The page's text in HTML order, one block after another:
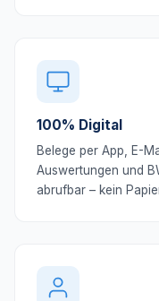
100% Digital
Belege per App, E-
Auswertungen und
abrufbar – kein